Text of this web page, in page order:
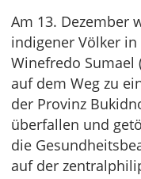
Am 13. Dezember
indigener Völker
Winefredo Sumael
auf dem Weg zu
der Provinz
überfallen und
die
auf der